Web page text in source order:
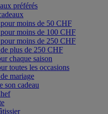
préférés
moins de 50 CHF
moins de 100 CHF
moins de 250 CHF
plus de 250 CHF
chaque saison
toutes les occasions
mariage
son cadeau